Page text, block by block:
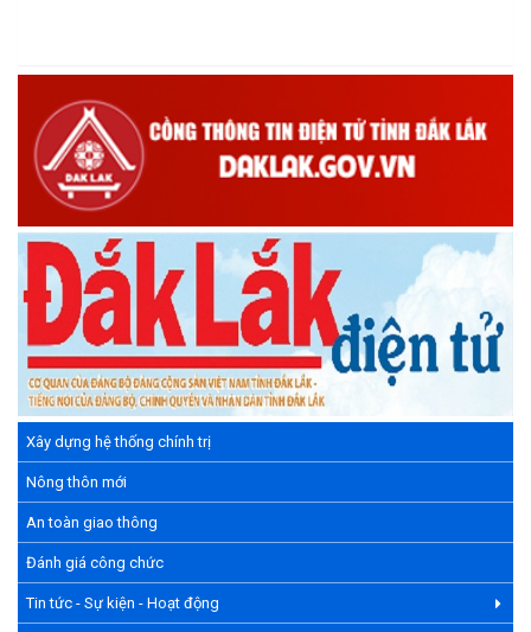
Xây dựng hệ thống chính trị
Nông thôn mới
An toàn giao thông
Đánh giá công chức
Tin tức - Sự kiện - Hoạt động
thiếu nhi trên địa bàn xã năm 2026
(14/05/2026)
Chương trình kỷ niệm 85 năm ngày thành lập Đội TNTP Hồ Chí
Minh (15/05/1941 – 15/05/2026) và kỷ niệm 136 năm ngày
sinh Chủ tịch Hồ Chí Minh (19/05/1890 – 19/05/2026).
(14/05/2026)